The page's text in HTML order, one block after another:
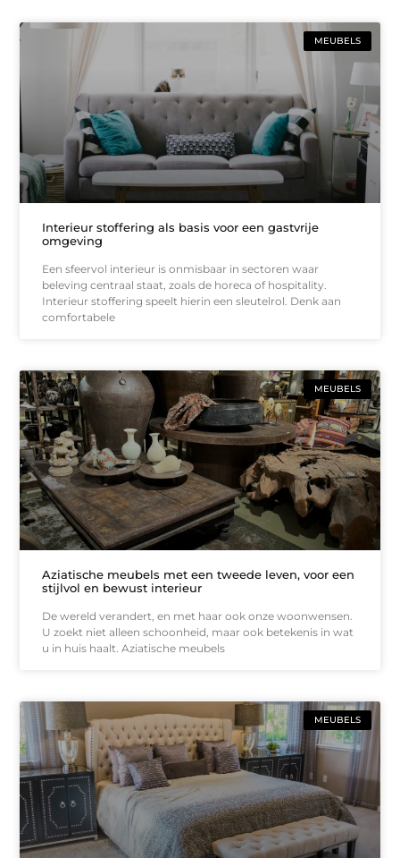
MEUBELS
Interieur stoffering als basis voor een gastvrije
omgeving
Een sfeervol interieur is onmisbaar in sectoren waar
beleving centraal staat, zoals de horeca of hospitality.
Interieur stoffering speelt hierin een sleutelrol. Denk aan
comfortabele
MEUBELS
Aziatische meubels met een tweede leven, voor een
stijlvol en bewust interieur
De wereld verandert, en met haar ook onze woonwensen.
U zoekt niet alleen schoonheid, maar ook betekenis in wat
u in huis haalt. Aziatische meubels
MEUBELS